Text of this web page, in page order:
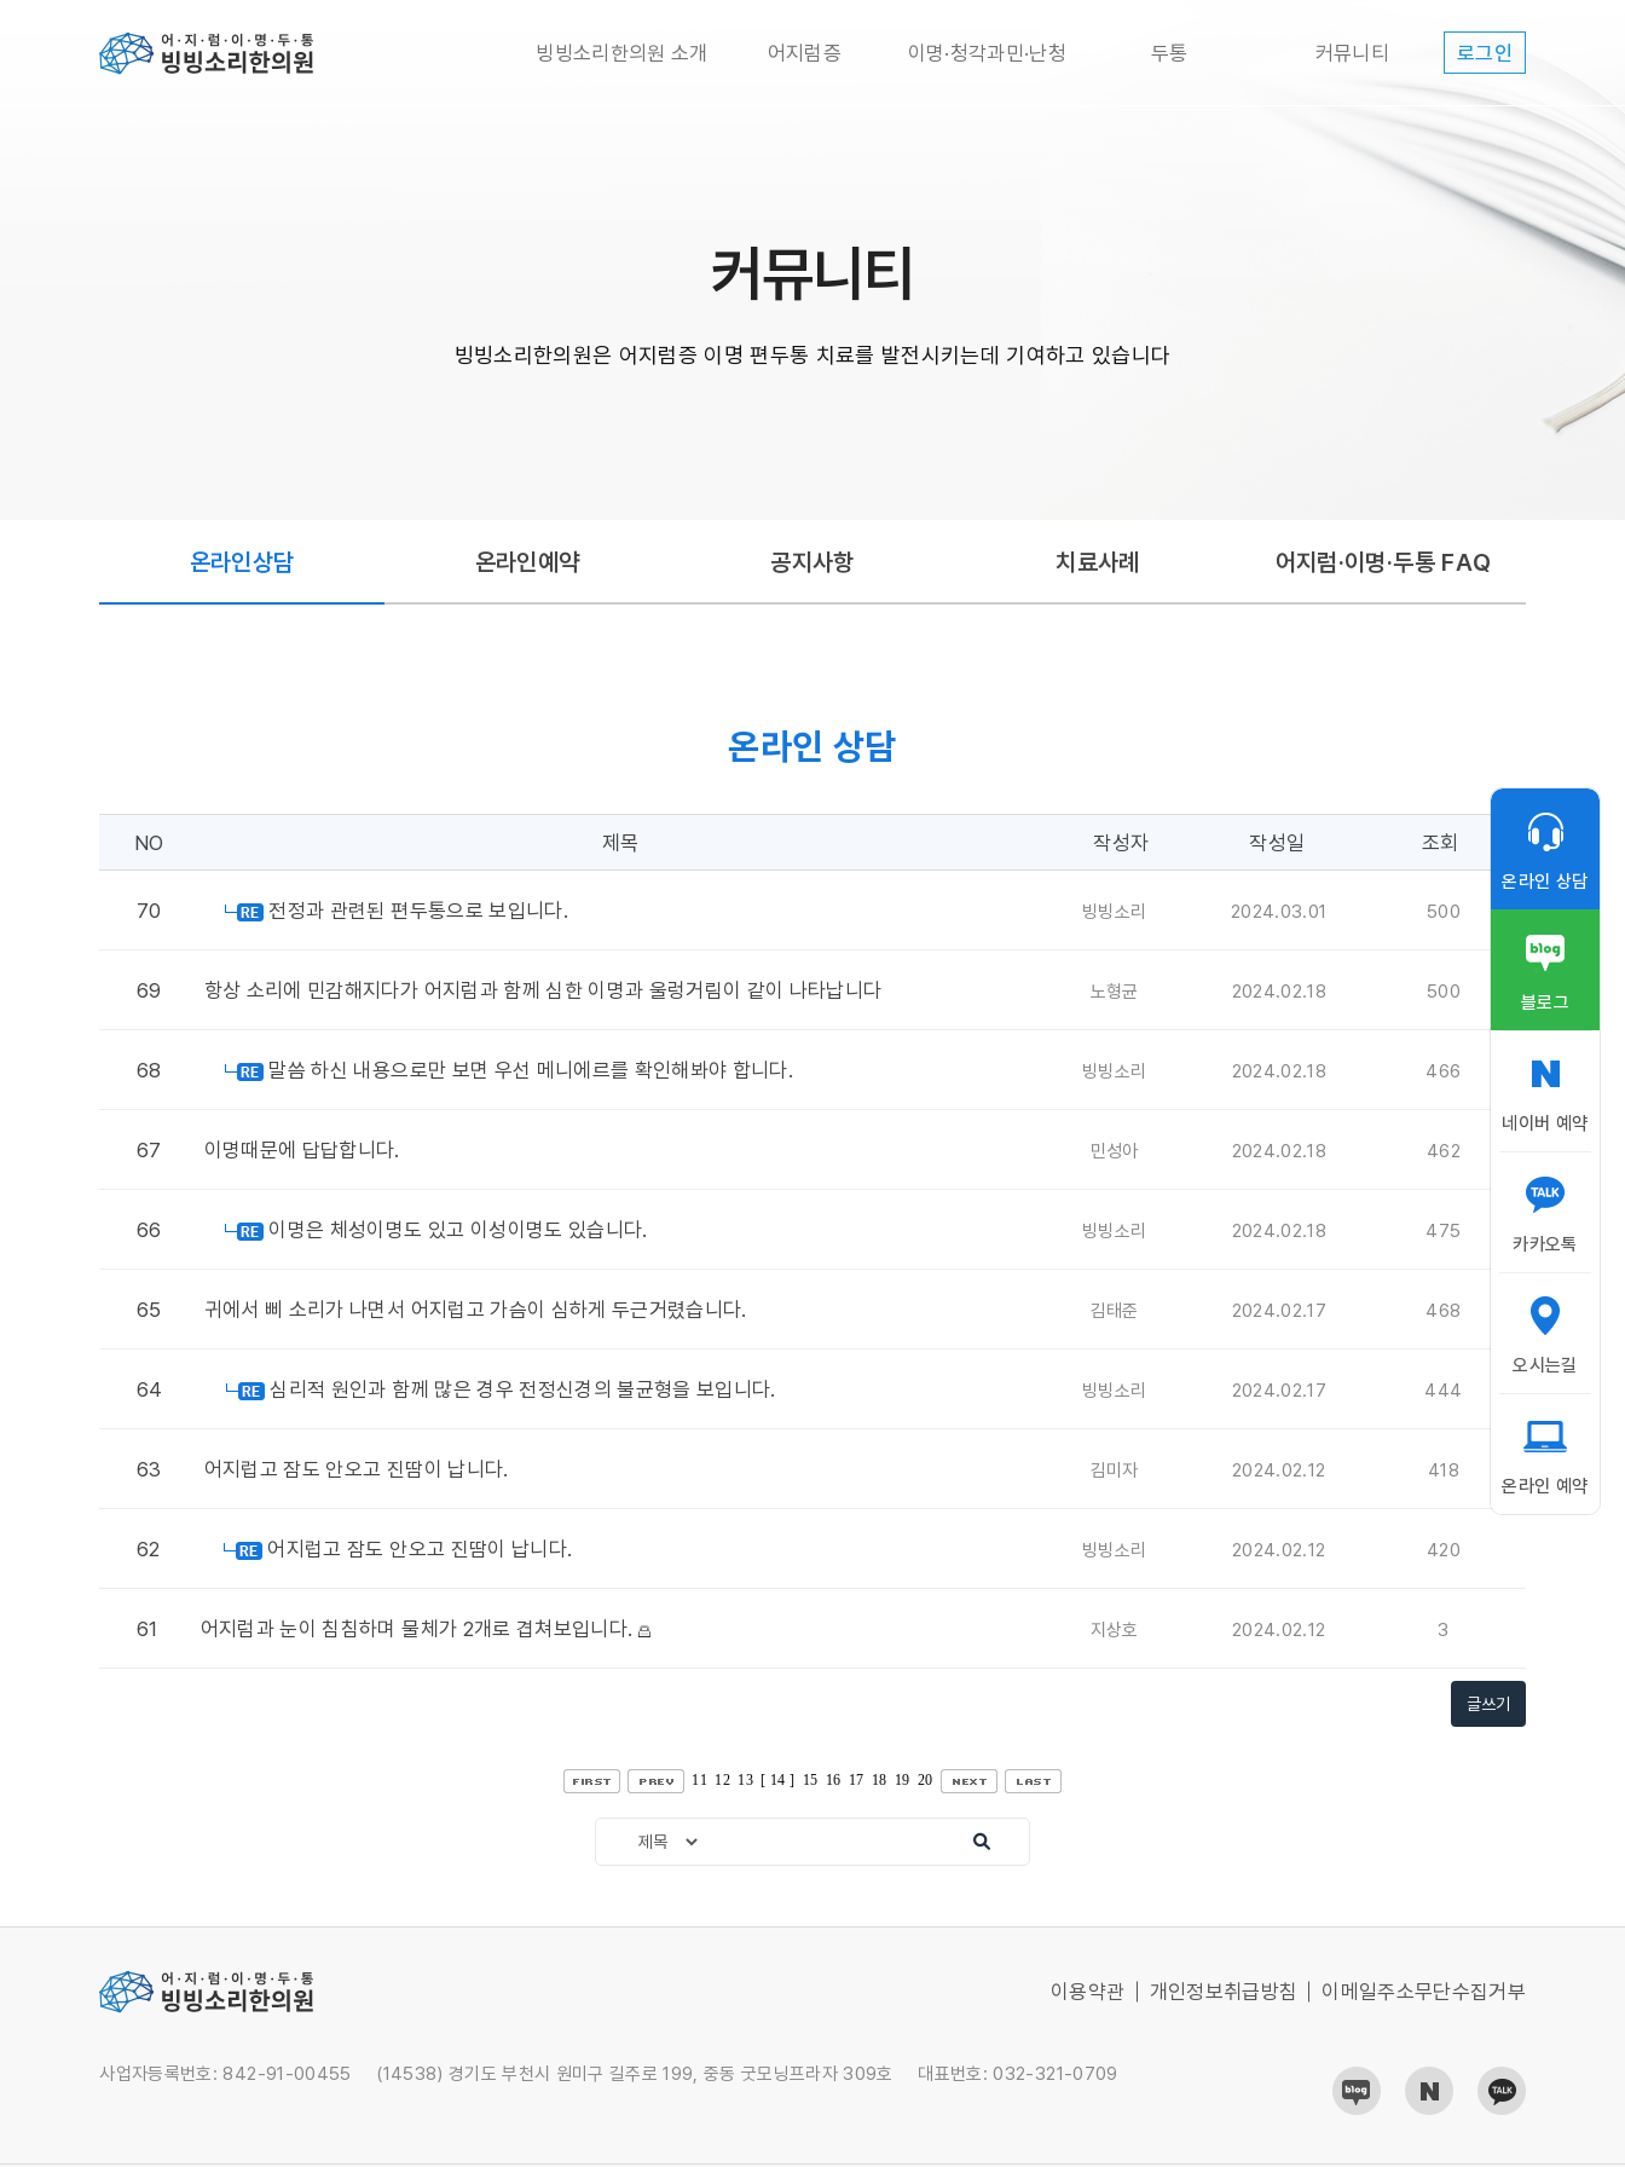
빙빙소리한의원 소개 어지럼증 이명·청각과민·난청 두통 커뮤니티 로그인
커뮤니티
빙빙소리한의원은 어지럼증 이명 편두통 치료를 발전시키는데 기여하고 있습니다
온라인상담 온라인예약 공지사항 치료사례 어지럼·이명·두통 FAQ
온라인 상담
NO 제목 작성자 작성일 조회
70 전정과 관련된 편두통으로 보입니다. 빙빙소리 2024.03.01 500
69 항상 소리에 민감해지다가 어지럼과 함께 심한 이명과 울렁거림이 같이 나타납니다 노형균 2024.02.18 500
68 말씀 하신 내용으로만 보면 우선 메니에르를 확인해봐야 합니다. 빙빙소리 2024.02.18 466
67 이명때문에 답답합니다. 민성아 2024.02.18 462
66 이명은 체성이명도 있고 이성이명도 있습니다. 빙빙소리 2024.02.18 475
65 귀에서 삐 소리가 나면서 어지럽고 가슴이 심하게 두근거렸습니다. 김태준 2024.02.17 468
64 심리적 원인과 함께 많은 경우 전정신경의 불균형을 보입니다. 빙빙소리 2024.02.17 444
63 어지럽고 잠도 안오고 진땀이 납니다. 김미자 2024.02.12 418
62 어지럽고 잠도 안오고 진땀이 납니다. 빙빙소리 2024.02.12 420
61 어지럼과 눈이 침침하며 물체가 2개로 겹쳐보입니다. 지상호 2024.02.12 3
글쓰기
11 12 13 [ 14 ] 15 16 17 18 19 20
온라인 상담
블로그
네이버 예약
카카오톡
오시는길
온라인 예약
이용약관 개인정보취급방침 이메일주소무단수집거부
사업자등록번호: 842-91-00455 (14538) 경기도 부천시 원미구 길주로 199, 중동 굿모닝프라자 309호 대표번호: 032-321-0709